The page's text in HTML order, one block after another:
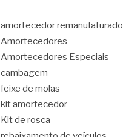
amortecedor remanufaturado
Amortecedores
Amortecedores Especiais
cambagem
feixe de molas
kit amortecedor
Kit de rosca